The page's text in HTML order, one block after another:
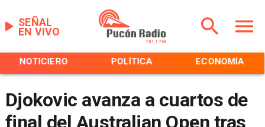
EN VIVO
SEÑAL
NOTICIERO POLÍTICA ECONOMÍA
Djokovic avanza a cuartos de
final del Australian Open tras